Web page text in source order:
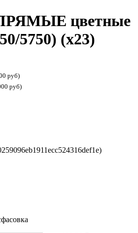
цветные
5750) (х23)
руб)
руб)